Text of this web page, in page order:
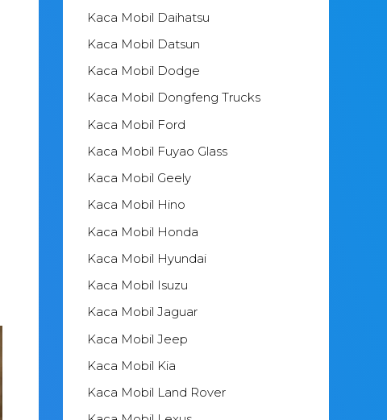
Kaca Mobil Daihatsu
Kaca Mobil Datsun
Kaca Mobil Dodge
Kaca Mobil Dongfeng Trucks
Kaca Mobil Ford
Kaca Mobil Fuyao Glass
Kaca Mobil Geely
Kaca Mobil Hino
Kaca Mobil Honda
Kaca Mobil Hyundai
Kaca Mobil Isuzu
Kaca Mobil Jaguar
Kaca Mobil Jeep
Kaca Mobil Kia
Kaca Mobil Land Rover